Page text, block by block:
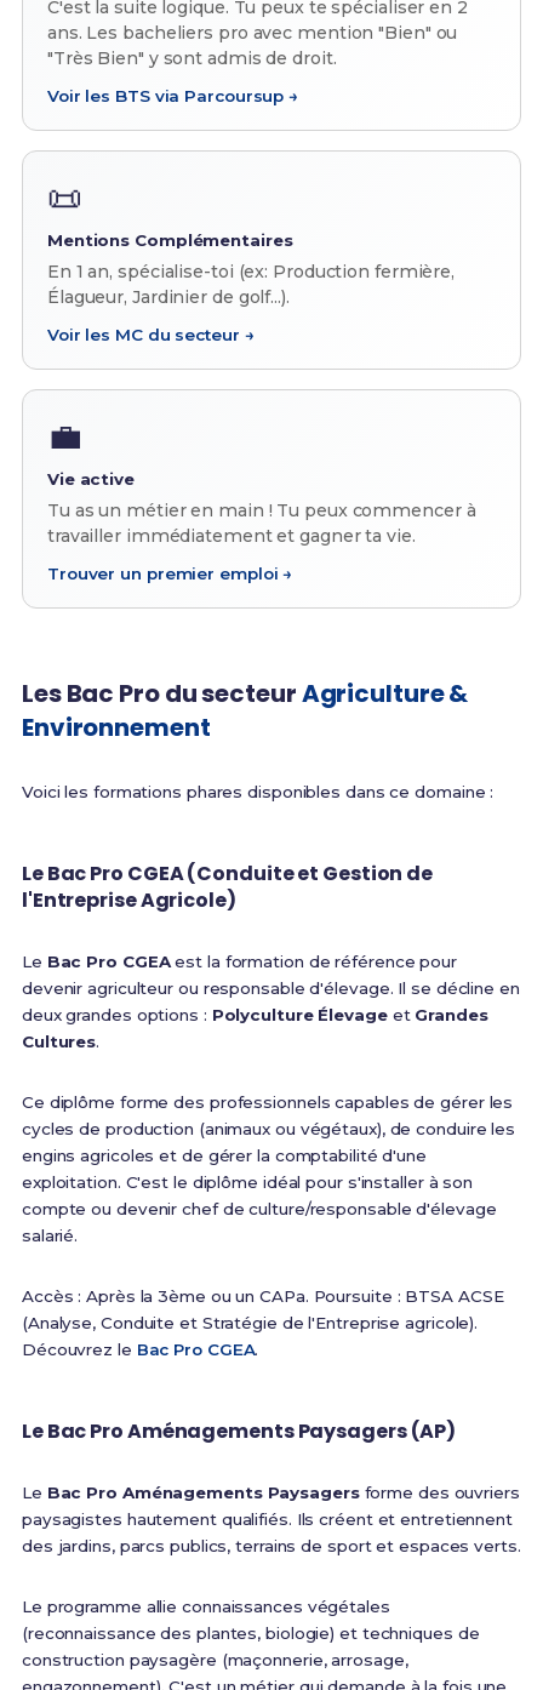
C'est la suite logique. Tu peux te spécialiser en 2
ans. Les bacheliers pro avec mention "Bien" ou
"Très Bien" y sont admis de droit.
Voir les BTS via Parcoursup →
📜
Mentions Complémentaires
En 1 an, spécialise-toi (ex: Production fermière,
Élagueur, Jardinier de golf...).
Voir les MC du secteur →
💼
Vie active
Tu as un métier en main ! Tu peux commencer à
travailler immédiatement et gagner ta vie.
Trouver un premier emploi →
Les Bac Pro du secteurAgriculture &
Environnement
Voici les formations phares disponibles dans ce domaine :
Le Bac Pro CGEA (Conduite et Gestion de
l'Entreprise Agricole)
Le Bac Pro CGEAest la formation de référence pour
devenir agriculteur ou responsable d'élevage. Il se décline en
deux grandes options : Polyculture Élevageet Grandes
Cultures.
Ce diplôme forme des professionnels capables de gérer les
cycles de production (animaux ou végétaux), de conduire les
engins agricoles et de gérer la comptabilité d'une
exploitation. C'est le diplôme idéal pour s'installer à son
compte ou devenir chef de culture/responsable d'élevage
salarié.
Accès : Après la 3ème ou un CAPa. Poursuite : BTSA ACSE
(Analyse, Conduite et Stratégie de l'Entreprise agricole).
Découvrez le Bac Pro CGEA.
Le Bac Pro Aménagements Paysagers (AP)
Le Bac Pro Aménagements Paysagersforme des ouvriers
paysagistes hautement qualifiés. Ils créent et entretiennent
des jardins, parcs publics, terrains de sport et espaces verts.
Le programme allie connaissances végétales
(reconnaissance des plantes, biologie) et techniques de
construction paysagère (maçonnerie, arrosage,